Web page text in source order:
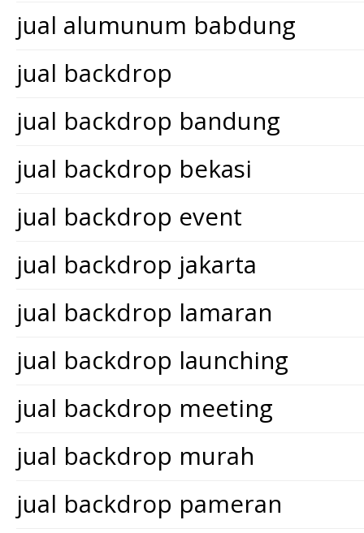
jual alumunum babdung
jual backdrop
jual backdrop bandung
jual backdrop bekasi
jual backdrop event
jual backdrop jakarta
jual backdrop lamaran
jual backdrop launching
jual backdrop meeting
jual backdrop murah
jual backdrop pameran